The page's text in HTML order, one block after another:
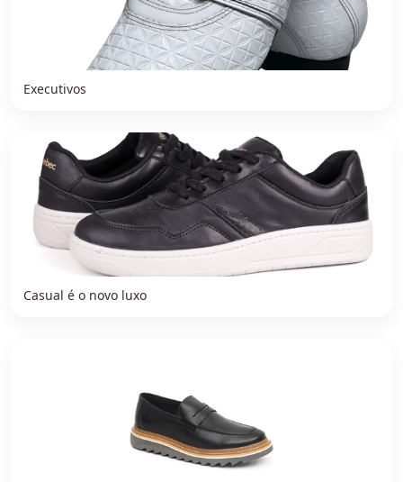
Executivos
Casual é o novo luxo